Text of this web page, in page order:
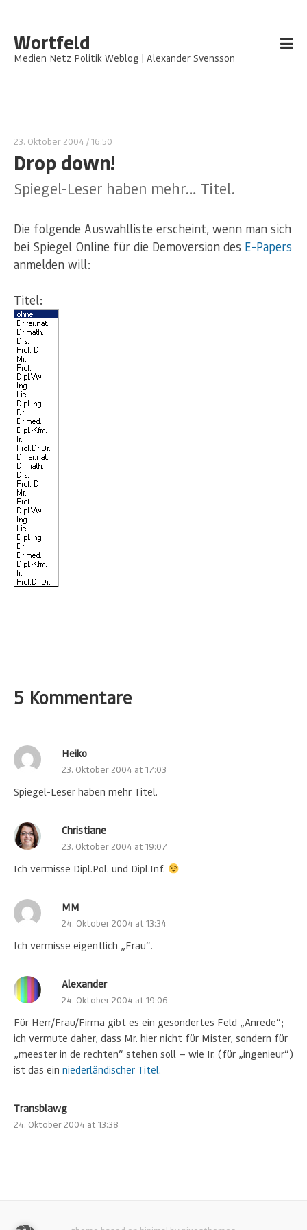
Wortfeld
Medien Netz Politik Weblog | Alexander Svensson
23. Oktober 2004 / 16:50
Drop down!
Spiegel-Leser haben mehr… Titel.
Die folgende Auswahlliste erscheint, wenn man sich
bei Spiegel Online für die Demoversion des E-Papers
anmelden will:
Titel:
5 Kommentare
Heiko
23. Oktober 2004 at 17:03
Spiegel-Leser haben mehr Titel.
Christiane
23. Oktober 2004 at 19:07
Ich vermisse Dipl.Pol. und Dipl.Inf.
MM
24. Oktober 2004 at 13:34
Ich vermisse eigentlich „Frau“.
Alexander
24. Oktober 2004 at 19:06
Für Herr/Frau/Firma gibt es ein gesondertes Feld „Anrede“;
ich vermute daher, dass Mr. hier nicht für Mister, sondern für
„meester in de rechten“ stehen soll — wie Ir. (für „ingenieur“)
ist das ein niederländischer Titel.
Transblawg
24. Oktober 2004 at 13:38